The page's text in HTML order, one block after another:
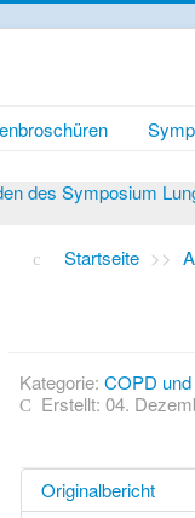
des Symposium
Startseite >>
Kategorie: COPD
Erstellt: 04.
Originalbericht